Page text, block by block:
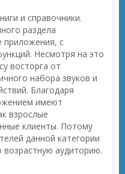
и справочники.
раздела
приложения, с
Несмотря на это
восторга от
набора звуков и
Благодаря
имеют
взрослые
клиенты. Потому
данной категории
аудиторию.